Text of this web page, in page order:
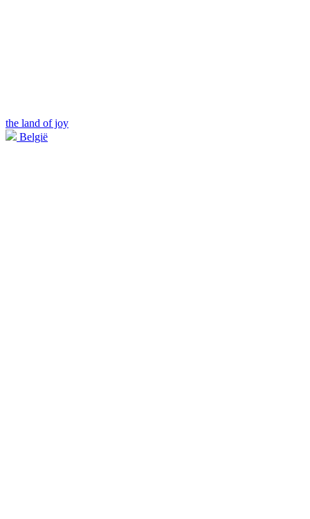
the land of joy
België